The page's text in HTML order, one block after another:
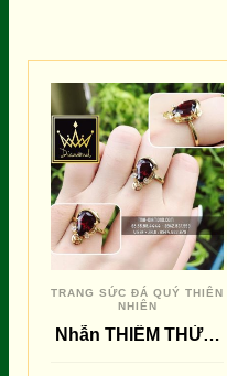
TRANG SỨC ĐÁ QUÝ THIÊN
NHIÊN
Nhẫn THIỀM THỪ Garnet Đỏ